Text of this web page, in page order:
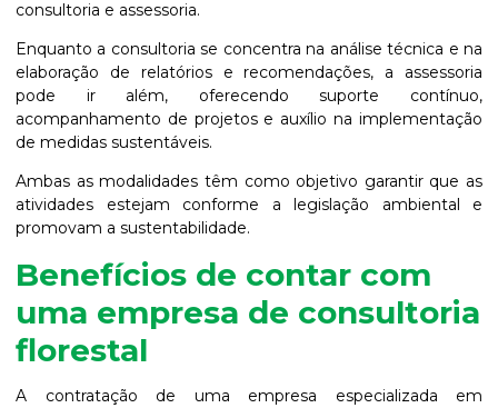
consultoria e assessoria.
Enquanto a consultoria se concentra na análise técnica e na
elaboração de relatórios e recomendações, a assessoria
pode ir além, oferecendo suporte contínuo,
acompanhamento de projetos e auxílio na implementação
de medidas sustentáveis.
Ambas as modalidades têm como objetivo garantir que as
atividades estejam conforme a legislação ambiental e
promovam a sustentabilidade.
Benefícios de contar com
uma empresa de consultoria
florestal
A contratação de uma empresa especializada em